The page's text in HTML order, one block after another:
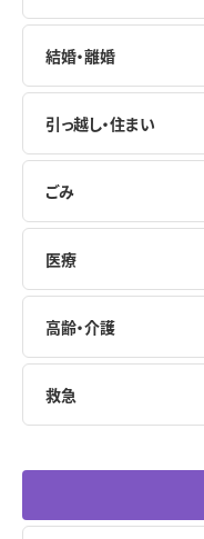
結婚・離婚
引っ越し・住まい
ごみ
医療
高齢・介護
救急